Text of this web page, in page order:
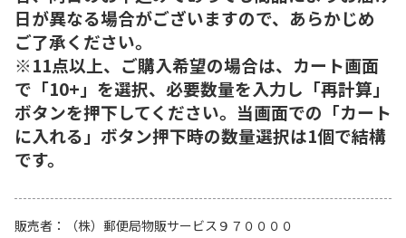
日が異なる場合がございますので、あらかじめ
ご了承ください。
※11点以上、ご購入希望の場合は、カート画面
で「10+」を選択、必要数量を入力し「再計算」
ボタンを押下してください。当画面での「カート
に入れる」ボタン押下時の数量選択は1個で結構
です。
販売者
（株）郵便局物販サービス９７００００